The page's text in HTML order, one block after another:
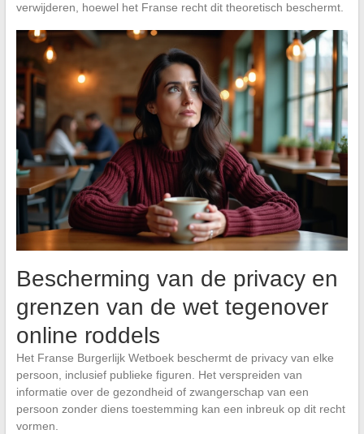
verwijderen, hoewel het Franse recht dit theoretisch beschermt.
Bescherming van de privacy en
grenzen van de wet tegenover
online roddels
Het Franse Burgerlijk Wetboek beschermt de privacy van elke
persoon, inclusief publieke figuren. Het verspreiden van
informatie over de gezondheid of zwangerschap van een
persoon zonder diens toestemming kan een inbreuk op dit recht
vormen.